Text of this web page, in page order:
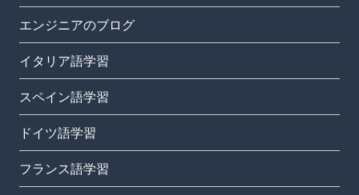
エンジニアのブログ
イタリア語学習
スペイン語学習
ドイツ語学習
フランス語学習